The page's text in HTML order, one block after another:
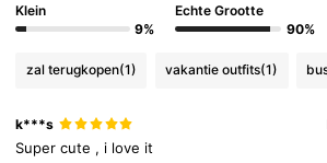
4.83 599K Volgers
Klein
9%
Echte Grootte
90%
zal terugkopen(1) vakantie outfits(1)
k***s
Supercute , i love it